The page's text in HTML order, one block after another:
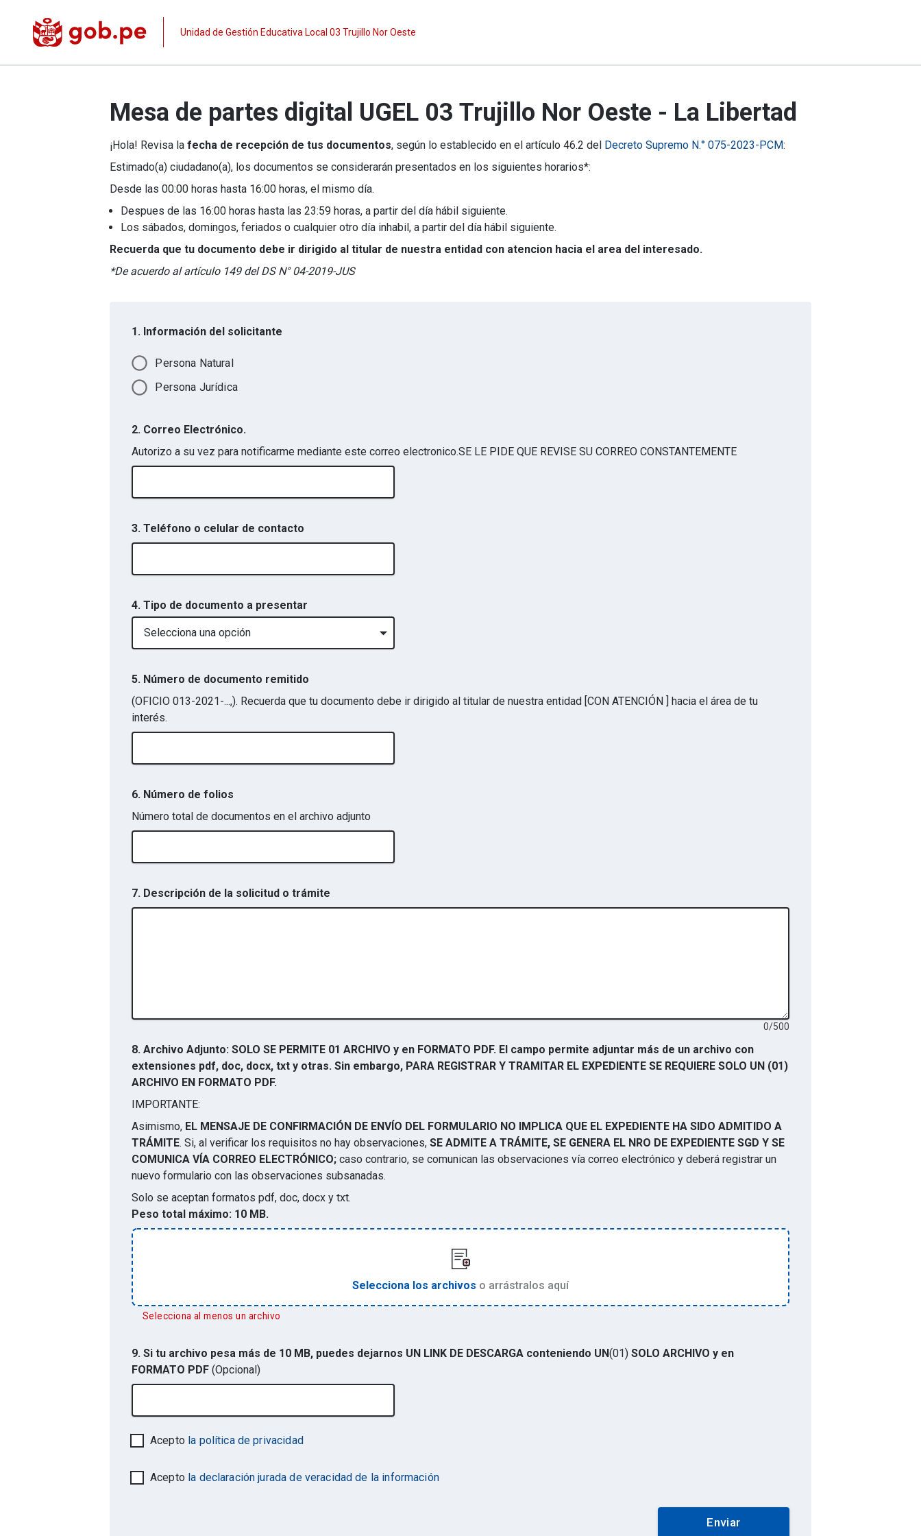
Unidad de Gestión Educativa Local 03 Trujillo Nor Oeste
Mesa de partes digital UGEL 03 Trujillo Nor Oeste - La Libertad
¡Hola! Revisa la fecha de recepción de tus documentos, según lo establecido en el artículo 46.2 del Decreto Supremo N.° 075-2023-PCM:
Estimado(a) ciudadano(a), los documentos se considerarán presentados en los siguientes horarios*:
Desde las 00:00 horas hasta 16:00 horas, el mismo día.
Despues de las 16:00 horas hasta las 23:59 horas, a partir del día hábil siguiente.
Los sábados, domingos, feriados o cualquier otro día inhabil, a partir del día hábil siguiente.
Recuerda que tu documento debe ir dirigido al titular de nuestra entidad con atencion hacia el area del interesado.
*De acuerdo al artículo 149 del DS N° 04-2019-JUS
1. Información del solicitante
Persona Natural
Persona Jurídica
2. Correo Electrónico.
Autorizo a su vez para notificarme mediante este correo electronico.SE LE PIDE QUE REVISE SU CORREO CONSTANTEMENTE
3. Teléfono o celular de contacto
4. Tipo de documento a presentar
Selecciona una opción
5. Número de documento remitido
(OFICIO 013-2021-...,). Recuerda que tu documento debe ir dirigido al titular de nuestra entidad [CON ATENCIÓN ] hacia el área de tu
interés.
6. Número de folios
Número total de documentos en el archivo adjunto
7. Descripción de la solicitud o trámite
0/500
8. Archivo Adjunto: SOLO SE PERMITE 01 ARCHIVO y en FORMATO PDF. El campo permite adjuntar más de un archivo con
extensiones pdf, doc, docx, txt y otras. Sin embargo, PARA REGISTRAR Y TRAMITAR EL EXPEDIENTE SE REQUIERE SOLO UN (01)
ARCHIVO EN FORMATO PDF.
IMPORTANTE:
Asimismo, EL MENSAJE DE CONFIRMACIÓN DE ENVÍO DEL FORMULARIO NO IMPLICA QUE EL EXPEDIENTE HA SIDO ADMITIDO A
TRÁMITE. Si, al verificar los requisitos no hay observaciones, SE ADMITE A TRÁMITE, SE GENERA EL NRO DE EXPEDIENTE SGD Y SE
COMUNICA VÍA CORREO ELECTRÓNICO; caso contrario, se comunican las observaciones vía correo electrónico y deberá registrar un
nuevo formulario con las observaciones subsanadas.
Solo se aceptan formatos pdf, doc, docx y txt.
Peso total máximo: 10 MB.
Selecciona los archivos o arrástralos aquí
Selecciona al menos un archivo
9. Si tu archivo pesa más de 10 MB, puedes dejarnos UN LINK DE DESCARGA conteniendo UN(01) SOLO ARCHIVO y en
FORMATO PDF (Opcional)
Acepto la política de privacidad
Acepto la declaración jurada de veracidad de la información
Enviar